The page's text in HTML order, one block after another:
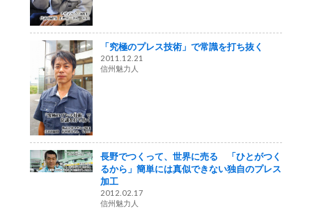
「究極のプレス技術」で常識を打ち抜く
2011.12.21
信州魅力人
長野でつくって、世界に売る 「ひとがつく
るから」簡単には真似できない独自のプレス
加工
2012.02.17
信州魅力人